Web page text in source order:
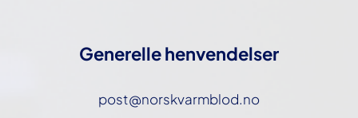
Generelle henvendelser
post@norskvarmblod.no